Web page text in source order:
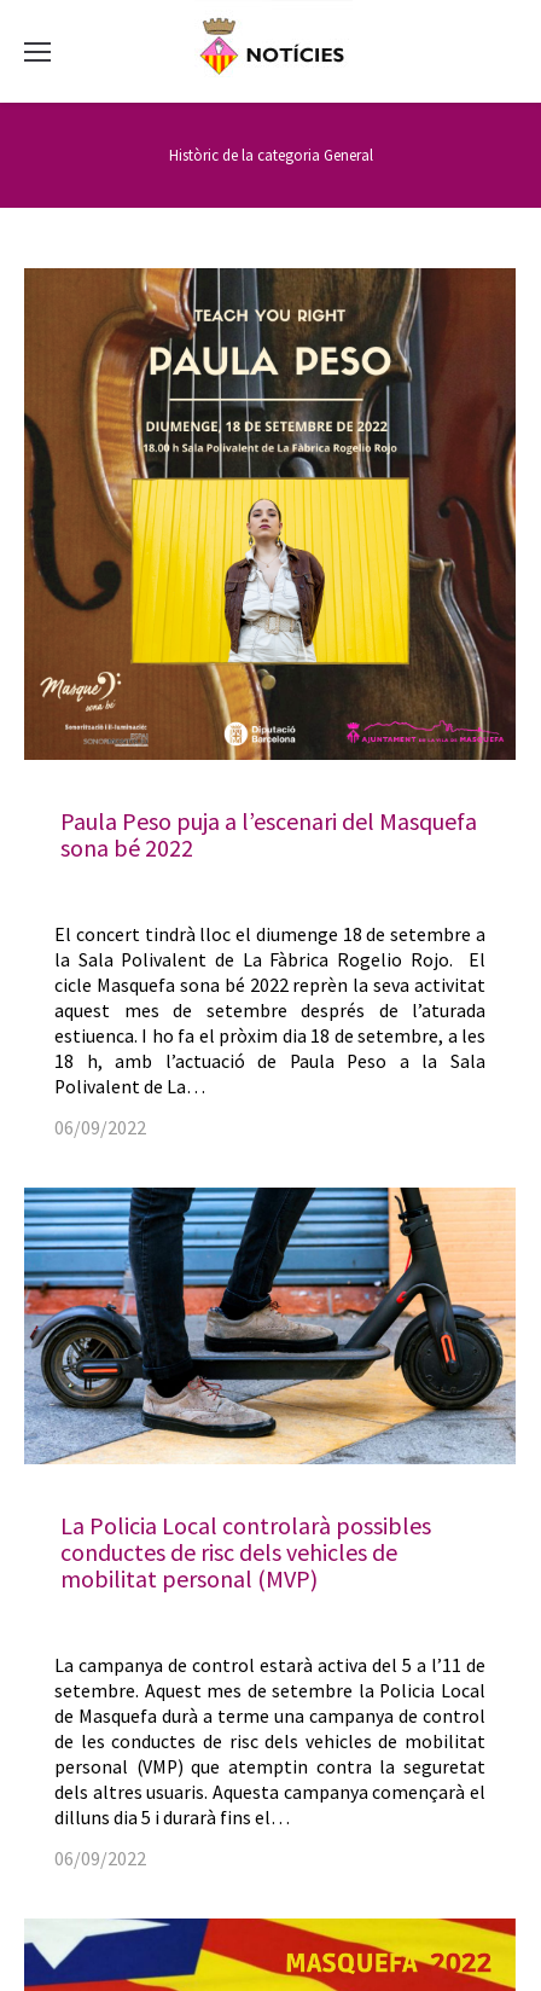
Històric de la categoria General
Paula Peso puja a l’escenari del Masquefa
sona bé 2022
El concert tindrà lloc el diumenge 18 de setembre a
la Sala Polivalent de La Fàbrica Rogelio Rojo. El
cicle Masquefa sona bé 2022 reprèn la seva activitat
aquest mes de setembre després de l’aturada
estiuenca. I ho fa el pròxim dia 18 de setembre, a les
18 h, amb l’actuació de Paula Peso a la Sala
Polivalent de La…
06/09/2022
La Policia Local controlarà possibles
conductes de risc dels vehicles de
mobilitat personal (MVP)
La campanya de control estarà activa del 5 a l’11 de
setembre. Aquest mes de setembre la Policia Local
de Masquefa durà a terme una campanya de control
de les conductes de risc dels vehicles de mobilitat
personal (VMP) que atemptin contra la seguretat
dels altres usuaris. Aquesta campanya començarà el
dilluns dia 5 i durarà fins el…
06/09/2022